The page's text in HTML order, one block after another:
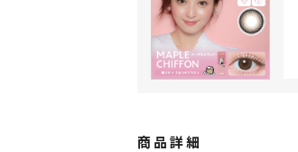
商品詳細